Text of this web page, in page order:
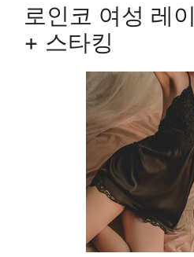
로인코 여성 레
+ 스타킹